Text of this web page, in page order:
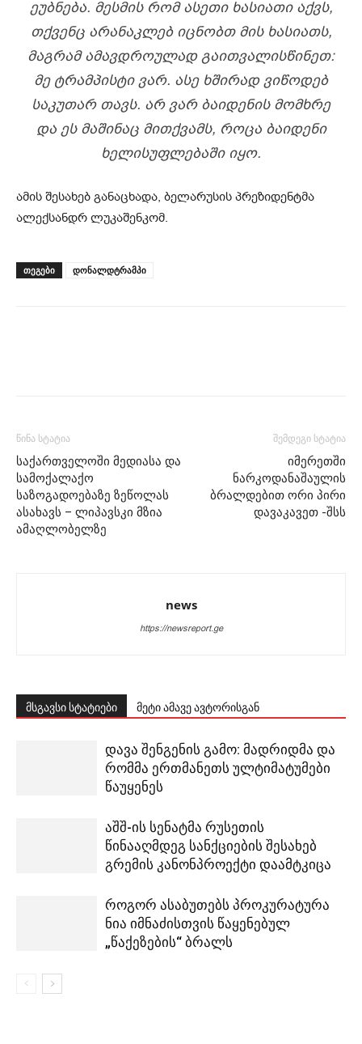
ᲔᲣᲑᲜᲔᲑᲐ. ᲛᲔᲡᲛᲘᲡ ᲠᲝᲛ ᲐᲡᲔᲗᲘ ᲮᲐᲡᲘᲐᲗᲘ ᲐᲥᲕᲡ,
ᲗᲥᲕᲔᲜᲪ ᲐᲠᲐᲜᲐᲙᲚᲔᲑ ᲘᲪᲜᲝᲑᲗ ᲛᲘᲡ ᲮᲐᲡᲘᲐᲗᲡ,
ᲛᲐᲒᲠᲐᲛ ᲐᲛᲐᲕᲓᲠᲝᲣᲚᲐᲓ ᲒᲐᲘᲗᲕᲐᲚᲘᲡᲬᲘᲜᲔᲗ:
ᲛᲔ ᲢᲠᲐᲛᲞᲘᲡᲢᲘ ᲕᲐᲠ. ᲐᲡᲔ ᲮᲨᲘᲠᲐᲓ ᲕᲘᲬᲝᲓᲔᲑ
ᲡᲐᲙᲣᲗᲐᲠ ᲗᲐᲕᲡ. ᲐᲠ ᲕᲐᲠ ᲑᲐᲘᲓᲔᲜᲘᲡ ᲛᲝᲛᲮᲠᲔ
ᲓᲐ ᲔᲡ ᲛᲐᲨᲘᲜᲐᲪ ᲛᲘᲗᲥᲕᲐᲛᲡ, ᲠᲝᲪᲐ ᲑᲐᲘᲓᲔᲜᲘ
ᲮᲔᲚᲘᲡᲣᲤᲚᲔᲑᲐᲨᲘ ᲘᲧᲝ.
ამის შესახებ განაცხადა, ბელარუსის პრეზიდენტმა
ალექსანდრ ლუკაშენკომ.
ᲗᲔᲒᲔᲑᲘ დონალდტრამპი
წინა სტატია
საქართველოში მედიასა და
სამოქალაქო
საზოგადოებაზე ზეწოლას
ასახავს – ლიპავსკი მზია
ამაღლობელზე
შემდეგი სტატია
იმერეთში
ნარკოდანაშაულის
ბრალდებით ორი პირი
დავაკავეთ -შსს
news
https://newsreport.ge
მსგავსი სტატიები მეტი ამავე ავტორისგან
დავა შენგენის გამო: მადრიდმა და
რომმა ერთმანეთს ულტიმატუმები
წაუყენეს
აშშ-ის სენატმა რუსეთის
წინააღმდეგ სანქციების შესახებ
გრემის კანონპროექტი დაამტკიცა
როგორ ასაბუთებს პროკურატურა
ნია იმნაძისთვის წაყენებულ
„წაქეზების“ ბრალს